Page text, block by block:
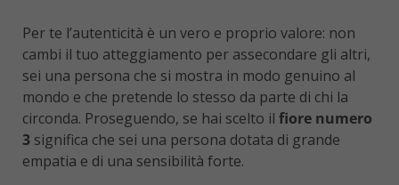
Per te l’autenticità è un vero e proprio valore: non
cambi il tuo atteggiamento per assecondare gli altri,
sei una persona che si mostra in modo genuino al
mondo e che pretende lo stesso da parte di chi la
circonda. Proseguendo, se hai scelto il fiore numero
3 significa che sei una persona dotata di grande
empatia e di una sensibilità forte.